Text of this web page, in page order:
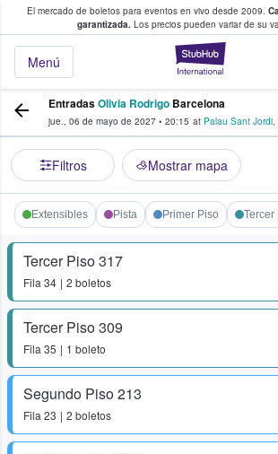
El mercado de boletos para eventos en vivo desde 2009.
garantizada. Los precios pueden variar de su
Menú
fans compran y venden
EntradasOlivia Rodrigo Barcelona
jue., 06 de mayo de 2027 • 20:15 at Palau Sant Jordi,
Filtros Mostrar mapa
Extensibles Pista Primer Piso Tercer
Tercer Piso 317
Fila 34 2 boletos
Tercer Piso 309
Fila 35 1 boleto
Segundo Piso 213
Fila 23 2 boletos